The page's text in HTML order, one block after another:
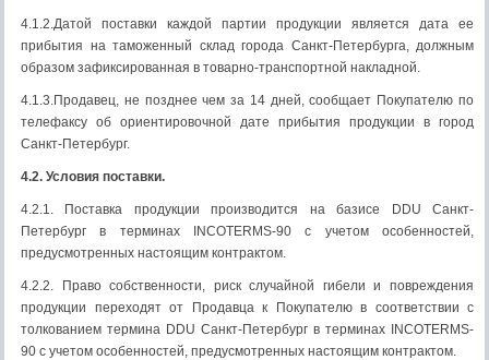
4.1.2.Датой поставки каждой партии продукции является дата ее
прибытия на таможенный склад города Санкт-Петербурга, должным
образом зафиксированная в товарно-транспортной накладной.
4.1.3.Продавец, не позднее чем за 14 дней, сообщает Покупателю по
телефаксу об ориентировочной дате прибытия продукции в город
Санкт-Петербург.
4.2. Условия поставки.
4.2.1. Поставка продукции производится на базисе DDU Санкт-
Петербург в терминах INCOTERMS-90 с учетом особенностей,
предусмотренных настоящим контрактом.
4.2.2. Право собственности, риск случайной гибели и повреждения
продукции переходят от Продавца к Покупателю в соответствии с
толкованием термина DDU Санкт-Петербург в терминах INCOTERMS-
90 с учетом особенностей, предусмотренных настоящим контрактом.